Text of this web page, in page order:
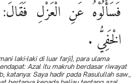
فَسَأَلُوْهُ عَنِ الْعَزْلِ
الْخَفِيُّ .
laki-laki di luar farji), para ulama
Azal itu makruh berdasar riwayat
katanya: Saya hadir pada Rasulullah saw.,